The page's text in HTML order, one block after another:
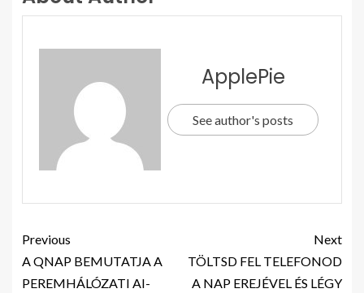
ApplePie
See author's posts
Previous
A QNAP BEMUTATJA A
PEREMHÁLÓZATI AI-
Next
TÖLTSD FEL TELEFONOD
A NAP EREJÉVEL ÉS LÉGY